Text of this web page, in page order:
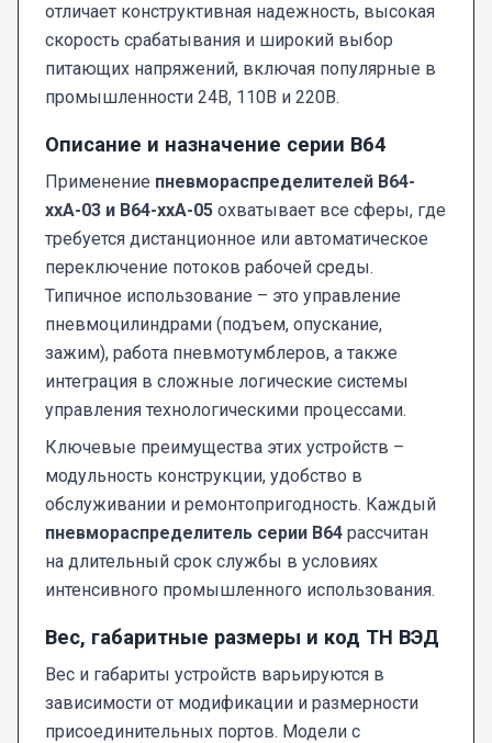
отличает конструктивная надежность, высокая
скорость срабатывания и широкий выбор
питающих напряжений, включая популярные в
промышленности 24В, 110В и 220В.
Описание и назначение серии В64
Применение пневмораспределителей В64-
ххА-03 и В64-ххА-05 охватывает все сферы, где
требуется дистанционное или автоматическое
переключение потоков рабочей среды.
Типичное использование – это управление
пневмоцилиндрами (подъем, опускание,
зажим), работа пневмотумблеров, а также
интеграция в сложные логические системы
управления технологическими процессами.
Ключевые преимущества этих устройств –
модульность конструкции, удобство в
обслуживании и ремонтопригодность. Каждый
пневмораспределитель серии В64 рассчитан
на длительный срок службы в условиях
интенсивного промышленного использования.
Вес, габаритные размеры и код ТН ВЭД
Вес и габариты устройств варьируются в
зависимости от модификации и размерности
присоединительных портов. Модели с